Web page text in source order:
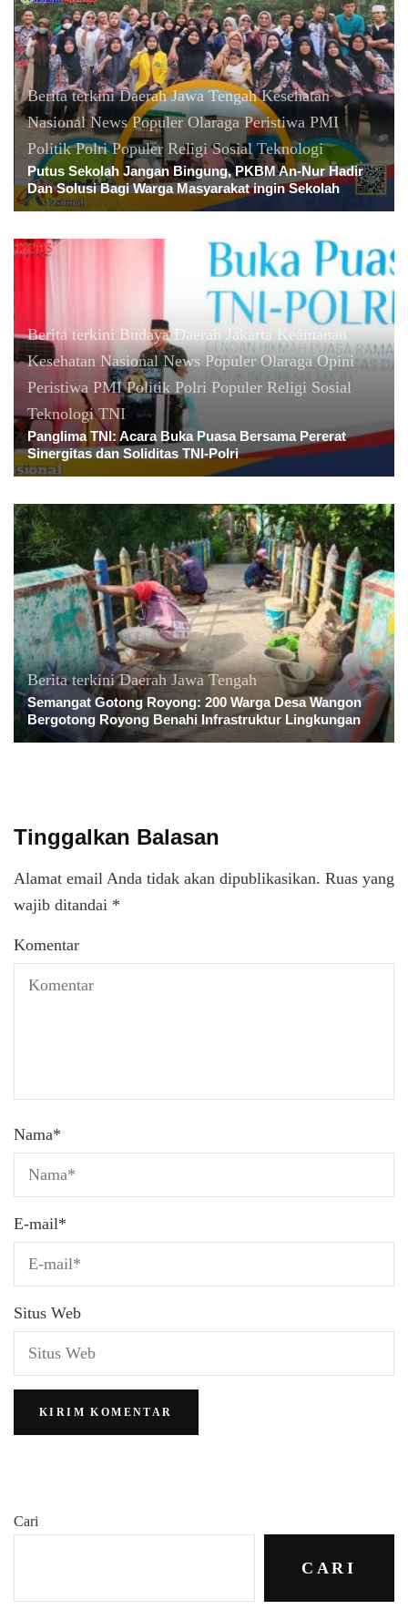
Berita terkini Daerah Jawa Tengah Kesehatan
Nasional News Populer Olaraga Peristiwa PMI
Politik Polri Populer Religi Sosial Teknologi
Putus Sekolah Jangan Bingung, PKBM An-Nur Hadir
Dan Solusi Bagi Warga Masyarakat ingin Sekolah
Berita terkini Budaya Daerah Jakarta Keamanan
Kesehatan Nasional News Populer Olaraga Opini
Peristiwa PMI Politik Polri Populer Religi Sosial
Teknologi TNI
Panglima TNI: Acara Buka Puasa Bersama Pererat
Sinergitas dan Soliditas TNI-Polri
Berita terkini Daerah Jawa Tengah
Semangat Gotong Royong: 200 Warga Desa Wangon
Bergotong Royong Benahi Infrastruktur Lingkungan
Tinggalkan Balasan
Alamat email Anda tidak akan dipublikasikan. Ruas yang
wajib ditandai *
Komentar
Nama*
E-mail*
Situs Web
Cari
CARI